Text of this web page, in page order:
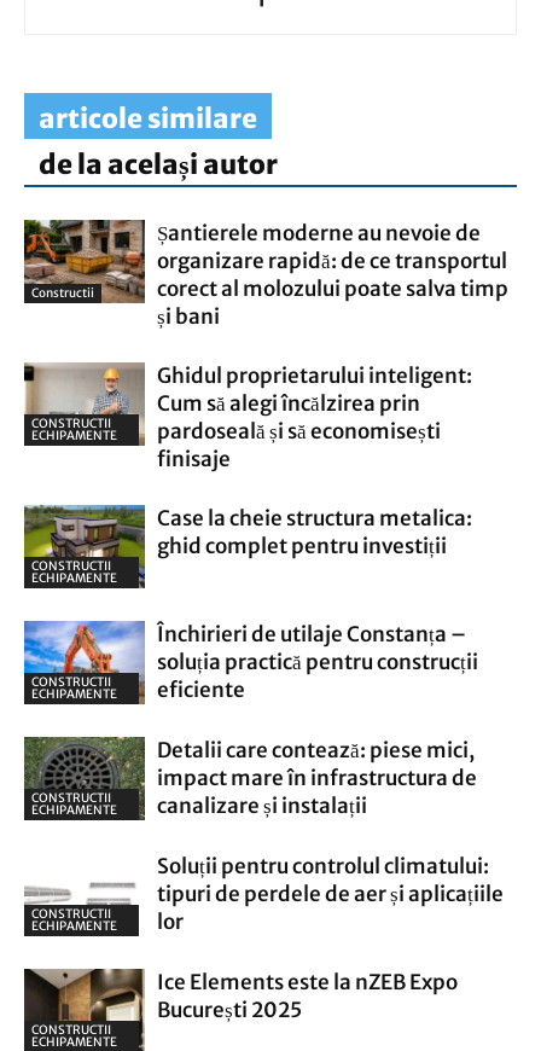
articole similare
de la același autor
Constructii
Șantierele moderne au nevoie de
organizare rapidă: de ce transportul
corect al molozului poate salva timp
și bani
CONSTRUCTII
ECHIPAMENTE
Ghidul proprietarului inteligent:
Cum să alegi încălzirea prin
pardoseală și să economisești
finisaje
CONSTRUCTII
ECHIPAMENTE
Case la cheie structura metalica:
ghid complet pentru investiții
CONSTRUCTII
ECHIPAMENTE
Închirieri de utilaje Constanța –
soluția practică pentru construcții
eficiente
CONSTRUCTII
ECHIPAMENTE
Detalii care contează: piese mici,
impact mare în infrastructura de
canalizare și instalații
CONSTRUCTII
ECHIPAMENTE
Soluții pentru controlul climatului:
tipuri de perdele de aer și aplicațiile
lor
CONSTRUCTII
ECHIPAMENTE
Ice Elements este la nZEB Expo
București 2025